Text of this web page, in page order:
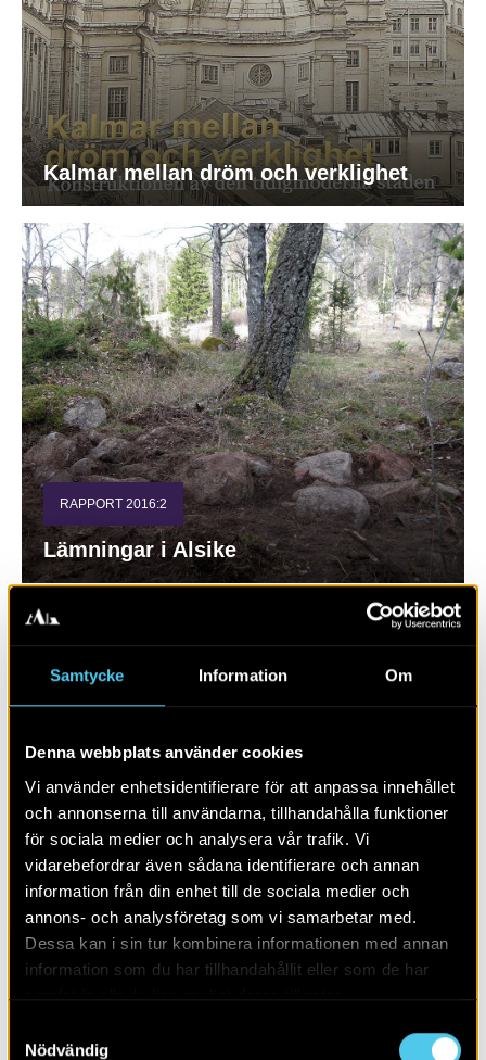
Samtycke Information Om
Denna webbplats använder cookies
Vi använder enhetsidentifierare för att anpassa innehållet
och annonserna till användarna, tillhandahålla funktioner
för sociala medier och analysera vår trafik. Vi
vidarebefordrar även sådana identifierare och annan
information från din enhet till de sociala medier och
annons- och analysföretag som vi samarbetar med.
Dessa kan i sin tur kombinera informationen med annan
information som du har tillhandahållit eller som de har
Nödvändig
Kalmar mellan dröm och verklighet
RAPPORT 2016:2
Lämningar i Alsike
RAPPORT 2016:1
Utmarkslämningar i Frövis utkant